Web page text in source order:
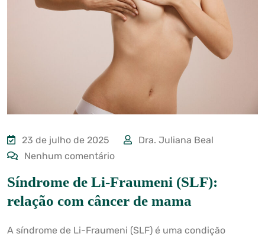
23 de julho de 2025
Dra. Juliana Beal
Nenhum comentário
Síndrome de Li-Fraumeni (SLF):
relação com câncer de mama
A síndrome de Li-Fraumeni (SLF) é uma condição